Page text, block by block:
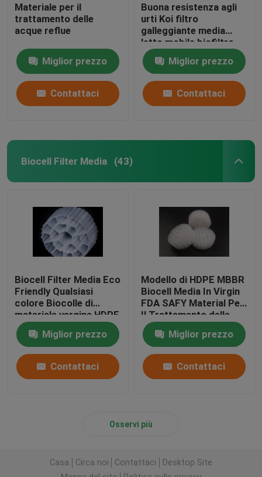
Materiale per il
trattamento delle
acque reflue
Miglior prezzo
Contattaci
Buona resistenza agli
urti Koi filtro
galleggiante media
letto mobile biofiltro
auto-pulizia
Miglior prezzo
Contattaci
Biocell Filter Media (43)
Biocell Filter Media Eco
Friendly Qualsiasi
colore Biocolle di
materiale vergine HDPE
Miglior prezzo
Contattaci
Modello di HDPE MBBR
Biocell Media In Virgin
FDA SAFY Material Per
Il Trattamento delle
Acque di Scarico
Miglior prezzo
Contattaci
Osservi più
Casa Circa noi Contattaci
Desktop Site